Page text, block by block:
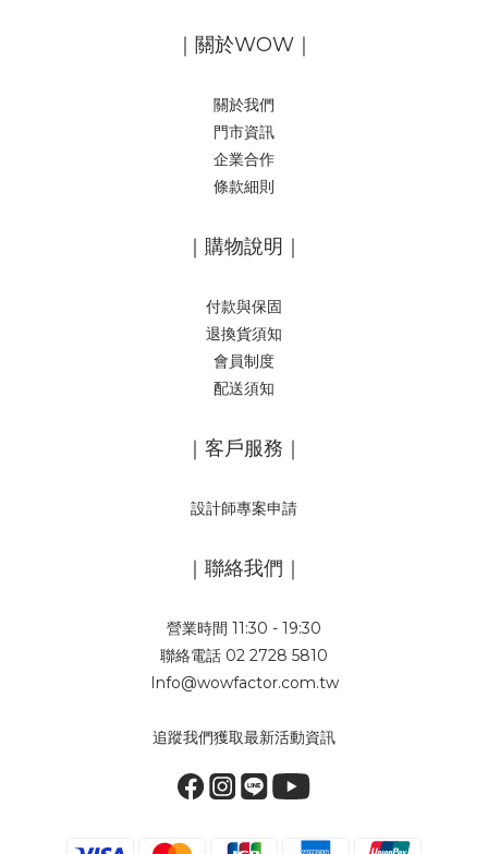
｜關於WOW｜
關於我們
門市資訊
企業合作
條款細則
｜購物說明｜
付款與保固
退換貨須知
會員制度
配送須知
｜客戶服務｜
設計師專案申請
｜聯絡我們｜
營業時間 11:30 - 19:30
聯絡電話 02 2728 5810
Info@wowfactor.com.tw
追蹤我們獲取最新活動資訊